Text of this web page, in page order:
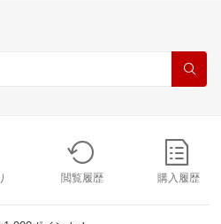
閲覧履歴 購入履歴